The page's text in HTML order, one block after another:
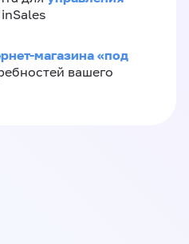
магазина «под
вашего